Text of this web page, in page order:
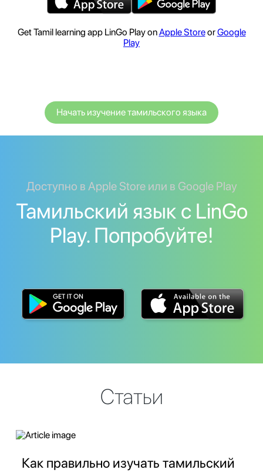
Get Tamil learning app LinGo Play onApple StoreorGoogle
Play
Начать изучение тамильского языка
Доступно в Apple Store или в Google Play
Тамильский язык с LinGo
Play. Попробуйте!
Статьи
Как правильно изучать тамильский